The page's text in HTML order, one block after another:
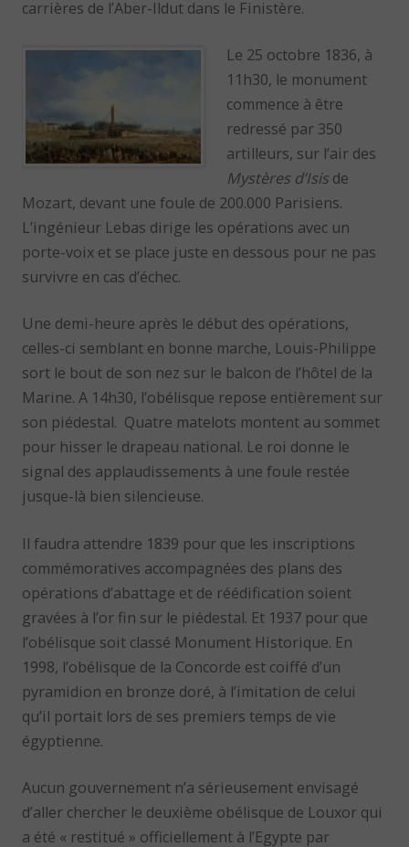
carrières de l’Aber-Ildut dans le Finistère.
Le 25 octobre 1836, à
11h30, le monument
commence à être
redressé par 350
artilleurs, sur l’air des
Mystères d’Isis de
Mozart, devant une foule de 200.000 Parisiens.
L’ingénieur Lebas dirige les opérations avec un
porte-voix et se place juste en dessous pour ne pas
survivre en cas d’échec.
Une demi-heure après le début des opérations,
celles-ci semblant en bonne marche, Louis-Philippe
sort le bout de son nez sur le balcon de l’hôtel de la
Marine. A 14h30, l’obélisque repose entièrement sur
son piédestal. Quatre matelots montent au sommet
pour hisser le drapeau national. Le roi donne le
signal des applaudissements à une foule restée
jusque-là bien silencieuse.
Il faudra attendre 1839 pour que les inscriptions
commémoratives accompagnées des plans des
opérations d’abattage et de réédification soient
gravées à l’or fin sur le piédestal. Et 1937 pour que
l’obélisque soit classé Monument Historique. En
1998, l’obélisque de la Concorde est coiffé d’un
pyramidion en bronze doré, à l’imitation de celui
qu’il portait lors de ses premiers temps de vie
égyptienne.
Aucun gouvernement n’a sérieusement envisagé
d’aller chercher le deuxième obélisque de Louxor qui
a été « restitué » officiellement à l’Egypte par